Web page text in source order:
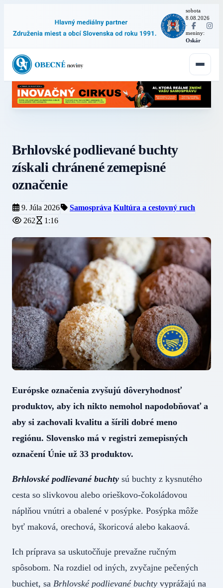
sobota
8.08.2026
·
meniny:
Oskár
Brhlovské podlievané buchty
získali chránené zemepisné
označenie
9. Júla 2026 Samospráva Kultúra a cestovný ruch
262
1:16
Európske označenia zvyšujú dôveryhodnosť
produktov, aby ich nikto nemohol napodobňovať a
aby si zachovali kvalitu a šírili dobré meno
regiónu. Slovensko má v registri zemepisných
označení Únie už 33 produktov.
Brhlovské podlievané buchty sú buchty z kysnutého
cesta so slivkovou alebo orieškovo-čokoládovou
náplňou vnútri a obalené v posýpke. Posýpka môže
byť maková, orechová, škoricová alebo kakaová.
Ich príprava sa uskutočňuje prevažne ručným
spôsobom. Na rozdiel od iných, zvyčajne pečených
buchiet, sa Brhlovské podlievané buchty vyprážajú na